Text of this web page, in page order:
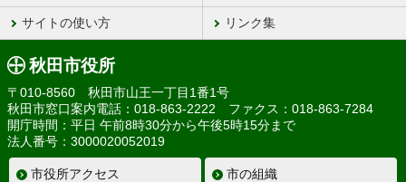
サイトの使い方 リンク集
秋田市役所
〒010-8560 秋田市山王一丁目1番1号
秋田市窓口案内電話：018-863-2222 ファクス：018-863-7284
開庁時間：平日 午前8時30分から午後5時15分まで
法人番号：3000020052019
市役所アクセス 市の組織